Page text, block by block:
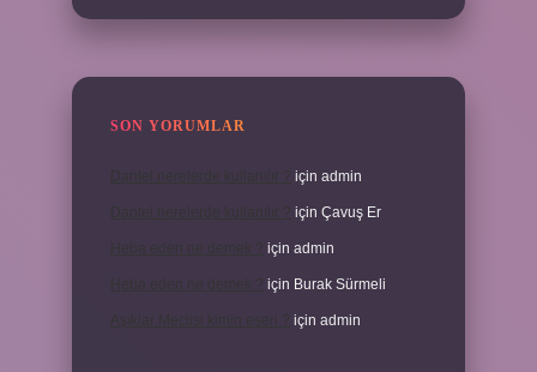
SON YORUMLAR
için admin
için Çavuş Er
için admin
için Burak Sürmeli
için admin